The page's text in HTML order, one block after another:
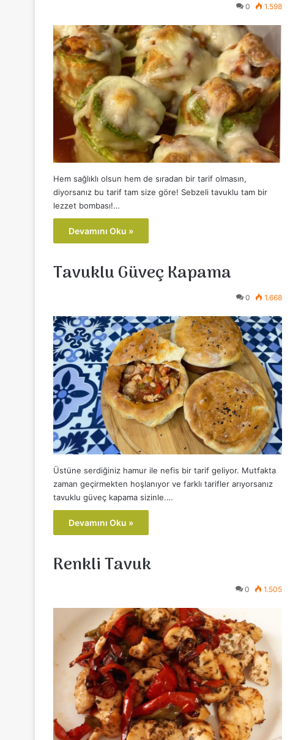
0 1.598
Hem sağlıklı olsun hem de sıradan bir tarif olmasın,
diyorsanız bu tarif tam size göre! Sebzeli tavuklu tam bir
lezzet bombası!…
Devamını Oku »
Tavuklu Güveç Kapama
0 1.668
Üstüne serdiğiniz hamur ile nefis bir tarif geliyor. Mutfakta
zaman geçirmekten hoşlanıyor ve farklı tarifler arıyorsanız
tavuklu güveç kapama sizinle.…
Devamını Oku »
Renkli Tavuk
0 1.505